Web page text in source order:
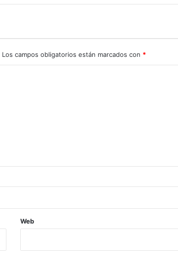
Los campos obligatorios están marcados con *
Web